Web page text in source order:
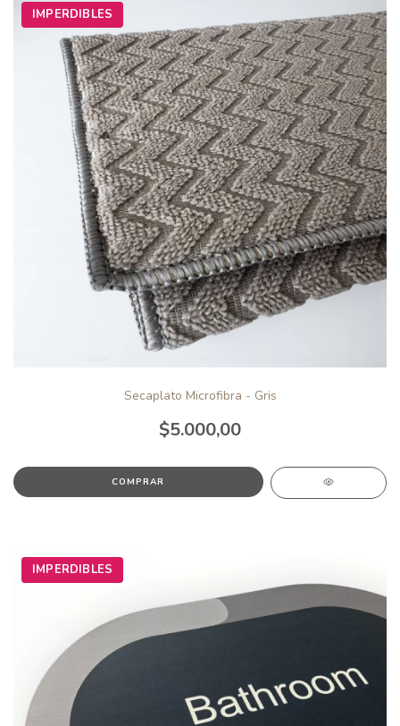
IMPERDIBLES
Secaplato Microfibra - Gris
$5.000,00
IMPERDIBLES